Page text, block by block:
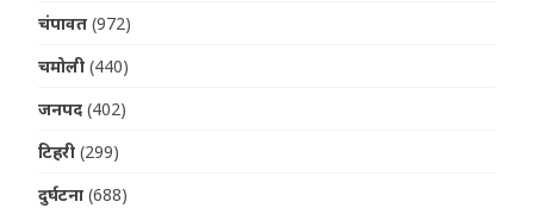
चंपावत (972)
चमोली (440)
जनपद (402)
टिहरी (299)
दुर्घटना (688)